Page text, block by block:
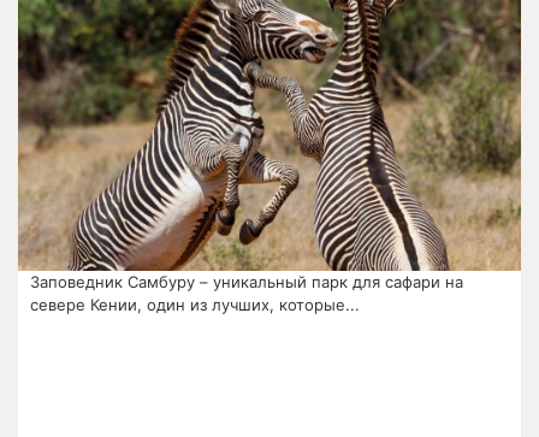
Заповедник Самбуру – уникальный парк для сафари на
севере Кении, один из лучших, которые...